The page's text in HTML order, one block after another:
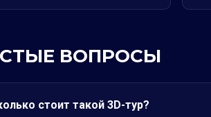
ВОПРОСЫ
стоит такой 3D-тур?